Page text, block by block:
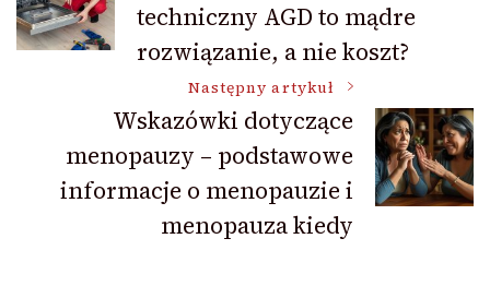
wpisutechniczny AGD to mądre
rozwiązanie, a nie koszt?
Następny artykuł
Wskazówki dotyczące
menopauzy – podstawowe
informacje o menopauzie i
menopauza kiedy